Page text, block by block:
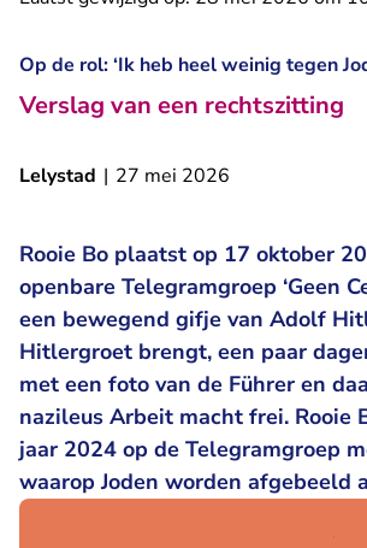
Op de rol: ‘Ik heb heel weinig tegen
Verslag van een rechtszitting
Lelystad | 27 mei 2026
Rooie Bo plaatst op 17 oktober
openbare Telegramgroep ‘Geen
een bewegend gifje van Adolf
Hitlergroet brengt, een paar
met een foto van de Führer en
nazileus Arbeit macht frei. Rooie
jaar 2024 op de Telegramgroep
waarop Joden worden afgebeeld